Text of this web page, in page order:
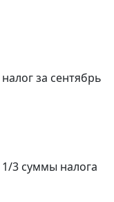
налог за сентябрь
1/3 суммы налога